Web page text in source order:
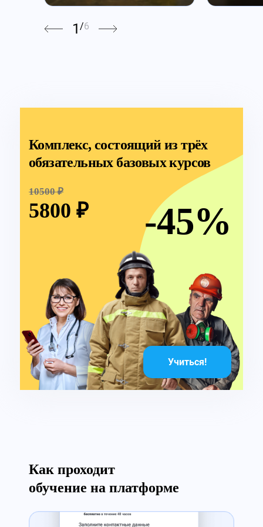
1 /6
Комплекс, состоящий из трёх
обязательных базовых курсов
Учиться!
10500 ₽
5800 ₽ -45%
Как проходит
обучение на платформе